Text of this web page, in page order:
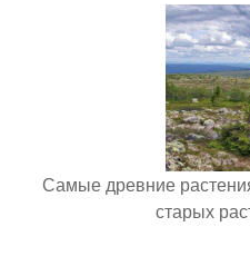
Самые древние
старых